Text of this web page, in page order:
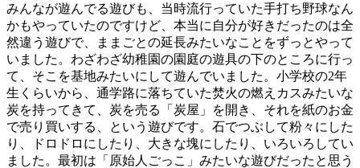
みんなが遊んでる遊びも、当時流行っていた手打ち野球なん
かもやっていたのですけど、本当に自分が好きだったのは全
然違う遊びで、ままごとの延長みたいなことをずっとやって
いました。わざわざ幼稚園の園庭の遊具の下のところに行っ
て、そこを基地みたいにして遊んでいました。小学校の2年
生くらいから、通学路に落ちていた焚火の燃えカスみたいな
炭を持ってきて、炭を売る「炭屋」を開き、それを紙のお金
で売り買いする、という遊びです。石でつぶして粉々にした
り、ドロドロにしたり、大きな塊にしたり、いろいろしてい
ました。最初は「原始人ごっこ」みたいな遊びだったと思う